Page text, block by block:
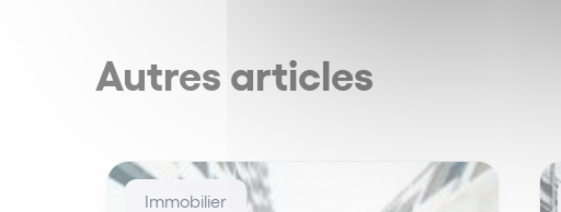
Autres articles
Immobilier